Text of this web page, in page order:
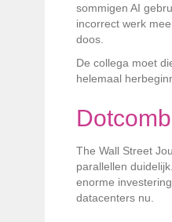
sommigen AI
incorrect werk
doos.
De collega moet
helemaal
The Wall Street
parallellen
enorme
datacenters nu.